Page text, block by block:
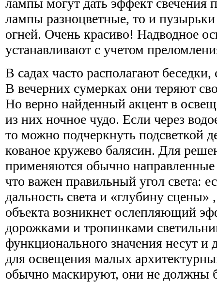
лампы могут дать эффект свечения
лампы разноцветные, то и пузырьки
огней. Очень красиво! Надводное
устанавливают с учетом
В садах часто располагают
В вечерних сумерках они теряют
Но верно найденный акцент в
из них ночное чудо. Если через
то можно подчеркнуть подсветкой
кованое кружево балясин. Для
применяются обычно
что важен правильный угол света:
дальность света и «глубину сцены»
объекта возникнет ослепляющий
дорожками и тропинками
функционального значения несут и
для освещения малых
обычно маскируют, они не должны